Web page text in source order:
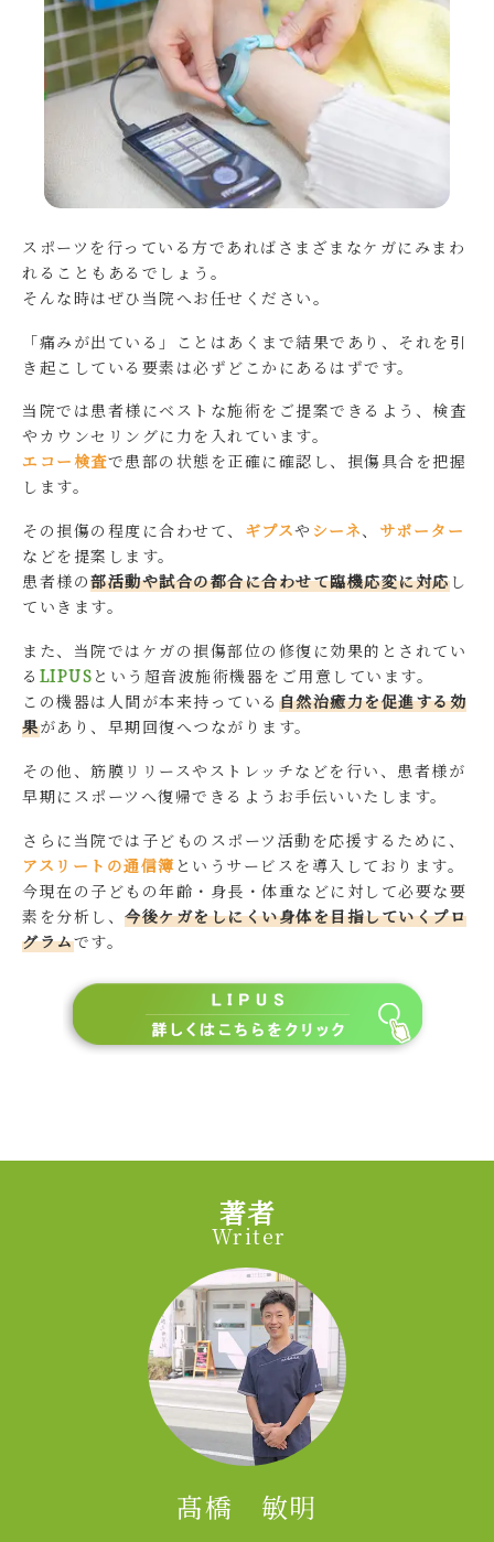
スポーツを行っている方であればさまざまなケガにみまわ
れることもあるでしょう。
そんな時はぜひ当院へお任せください。
「痛みが出ている」ことはあくまで結果であり、それを引
き起こしている要素は必ずどこかにあるはずです。
当院では患者様にベストな施術をご提案できるよう、検査
やカウンセリングに力を入れています。
エコー検査で患部の状態を正確に確認し、損傷具合を把握
します。
その損傷の程度に合わせて、 ギプスや シーネ、 サポーター
などを提案します。
患者様の部活動や試合の都合に合わせて臨機応変に対応し
ていきます。
また、当院ではケガの損傷部位の修復に効果的とされてい
る LIPUS という超音波施術機器をご用意しています。
この機器は人間が本来持っている 自然治癒力を促進する効
果があり、早期回復へつながります。
その他、筋膜リリースやストレッチなどを行い、患者様が
早期にスポーツへ復帰できるようお手伝いいたします。
さらに当院では子どものスポーツ活動を応援するために、
アスリートの通信簿 というサービスを導入しております。
今現在の子どもの年齢・身長・体重などに対して必要な要
素を分析し、 今後ケガをしにくい身体を目指していくプロ
グラムです。
著者
Writer
髙橋 敏明